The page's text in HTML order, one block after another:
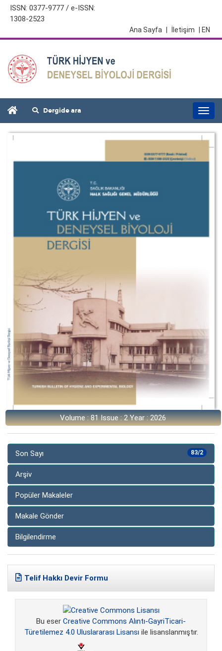
ISSN: 0377-9777 / e-ISSN:
1308-2523
| EN
İletişim
Ana Sayfa
Dergide ara
Volume : 81 Issue : 2 Year : 2026
83/2
Son Sayı
Arşiv
Popüler Makaleler
Makale Gönder
Bilgilendirme
Telif Hakkı Devir Formu
Bu eser Creative Commons Alıntı-GayriTicari-
Türetilemez 4.0 Uluslararası Lisansı ile lisanslanmıştır.